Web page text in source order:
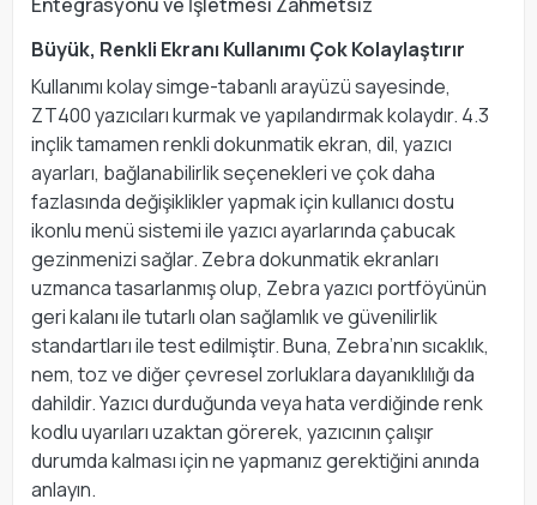
Büyük, Renkli Ekranı Kullanımı Çok Kolaylaştırır
Kullanımı kolay simge-tabanlı arayüzü sayesinde,
ZT400 yazıcıları kurmak ve yapılandırmak kolaydır. 4.3
inçlik tamamen renkli dokunmatik ekran, dil, yazıcı
ayarları, bağlanabilirlik seçenekleri ve çok daha
fazlasında değişiklikler yapmak için kullanıcı dostu
ikonlu menü sistemi ile yazıcı ayarlarında çabucak
gezinmenizi sağlar. Zebra dokunmatik ekranları
uzmanca tasarlanmış olup, Zebra yazıcı portföyünün
geri kalanı ile tutarlı olan sağlamlık ve güvenilirlik
standartları ile test edilmiştir. Buna, Zebra’nın sıcaklık,
nem, toz ve diğer çevresel zorluklara dayanıklılığı da
dahildir. Yazıcı durduğunda veya hata verdiğinde renk
kodlu uyarıları uzaktan görerek, yazıcının çalışır
durumda kalması için ne yapmanız gerektiğini anında
anlayın.